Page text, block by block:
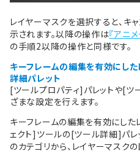
レイヤーマスクを選択すると、キ
示されます。以降の操作は『アニ
の手順2以降の操作と同様です。
キーフレームの編集を有効にし
詳細パレット
[ツールプロパティ]パレットや[ツ
ざまな設定を行えます。
キーフレームの編集を有効にし
ェクト]ツールの[ツール詳細]パレ
のカテゴリから、レイヤーマスク